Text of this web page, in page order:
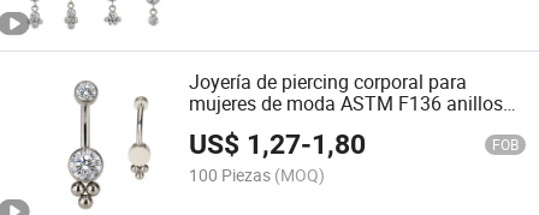
Joyería de piercing corporal para
mujeres de moda ASTM F136 anillos
de ombligo de cristal doble de titanio
con CZ
US$ 1,27-1,80 FOB
100 Piezas (MOQ)